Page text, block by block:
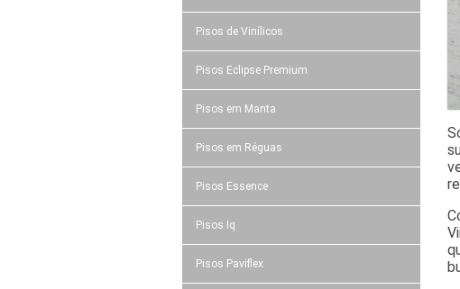
Pisos de Vinílicos
Pisos Eclipse Premium
Pisos em Manta
Pisos em Réguas
Pisos Essence
Pisos Iq
Pisos Paviflex